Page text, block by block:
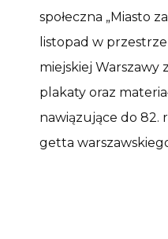
społeczna „Miasto
listopad w
miejskiej Warszawy
plakaty oraz
nawiązujące do 82.
getta